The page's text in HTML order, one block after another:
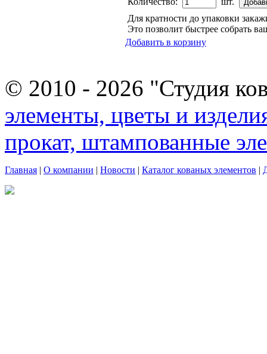
Для кратности до упаковки
Это позволит быстрее собрать
Добавить в корзину
© 2010 - 2026 "Студия
элементы, цветы и
прокат, штампованные
Главная | О компании | Новости | Каталог кованых элементов |